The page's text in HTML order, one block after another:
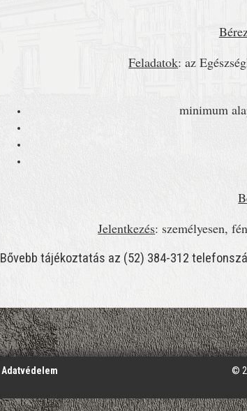
Feladatok: az
minimum
Jelentkezés: személyesen,
Bővebb tájékoztatás az (52) 384-312
Adatvédelem ©